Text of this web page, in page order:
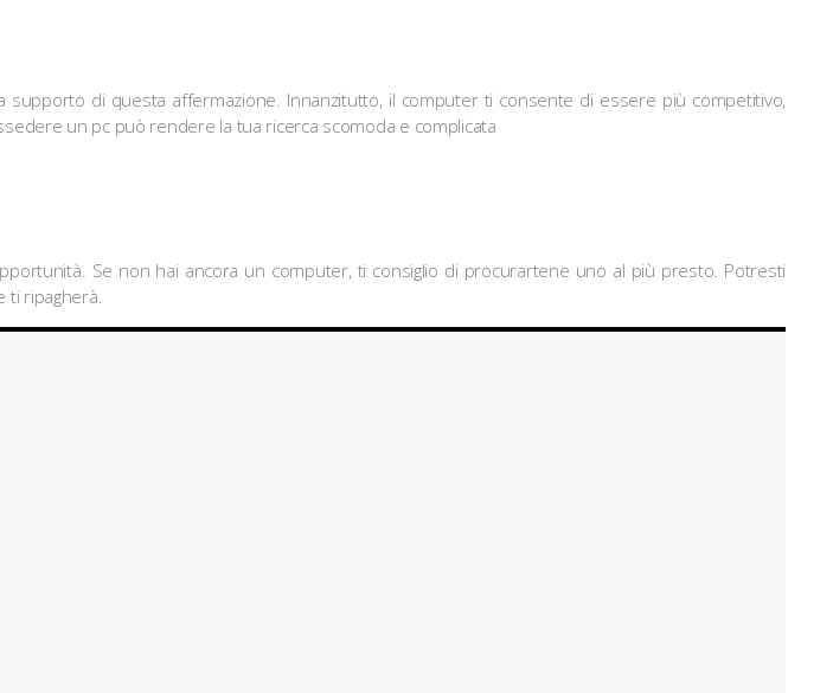
di questa affermazione. Innanzitutto, il computer ti consente di essere più competitivo,
un pc può rendere la tua ricerca scomoda e complicata
Se non hai ancora un computer, ti consiglio di procurartene uno al più presto. Potresti
ti ripagherà.